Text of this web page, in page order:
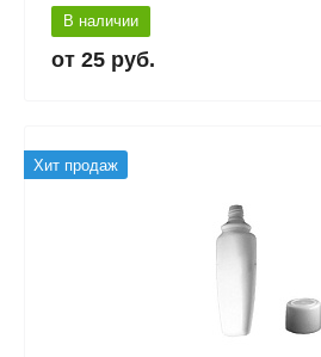
В наличии
25 руб.
Хит продаж